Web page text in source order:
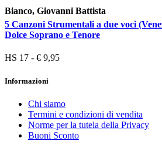
Bianco, Giovanni Battista
5 Canzoni Strumentali a due voci
Dolce Soprano e Tenore
HS 17 - € 9,95
Informazioni
Chi siamo
Termini e condizioni di vendita
Norme per la tutela della Privacy
Buoni Sconto